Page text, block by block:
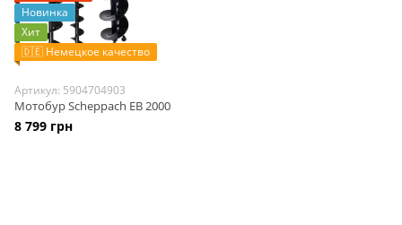
Новинка
Хит
🇩🇪 Немецкое качество
Артикул: 5904704903
Мотобур Scheppach EB 2000
8 799 грн